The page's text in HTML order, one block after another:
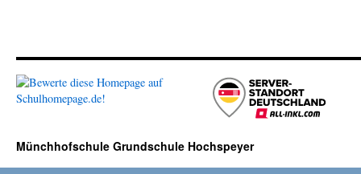
Münchhofschule Grundschule Hochspeyer